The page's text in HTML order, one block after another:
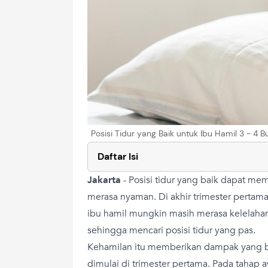
Posisi Tidur yang Baik untuk Ibu Hamil 3 - 4
Daftar Isi
Jakarta - Posisi tidur yang baik dapat
merasa nyaman. Di akhir trimester
ibu hamil mungkin masih merasa
sehingga mencari posisi tidur yang pas.
Kehamilan itu memberikan dampak yang
dimulai di trimester pertama. Pada tahap